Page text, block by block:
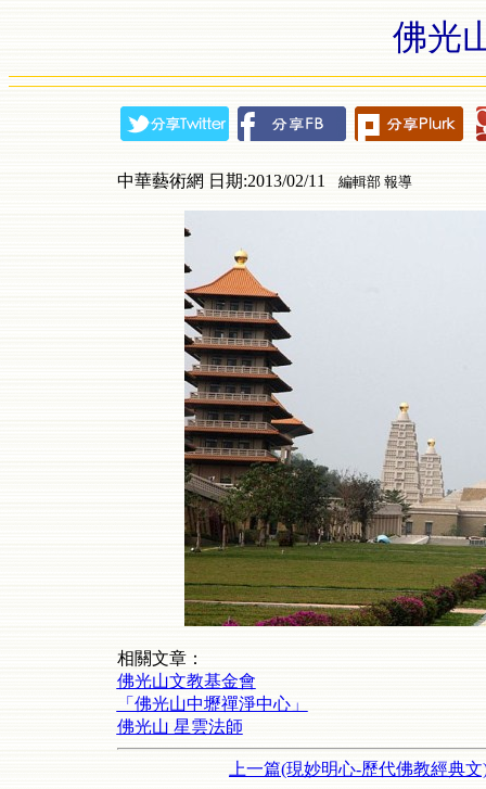
佛光
中華藝術網 日期:2013/02/11 編輯部 報導
相關文章：
佛光山文教基金會
「佛光山中壢禪淨中心」
佛光山 星雲法師
上一篇(現妙明心-歷代佛教經典文